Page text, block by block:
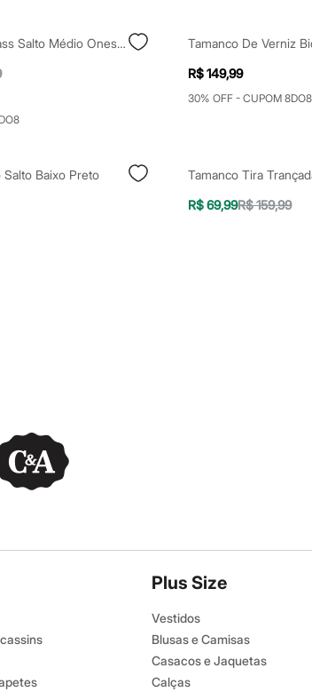
Tamanco Com Strass Salto Médio Oneself Verde
R$ 149,99
30% OFF - CUPOM 8DO8
Baixo Preto
R$ 69,99R$ 159,99
Plus Size
Vestidos
Blusas e Camisas
Casacos e Jaquetas
Calças